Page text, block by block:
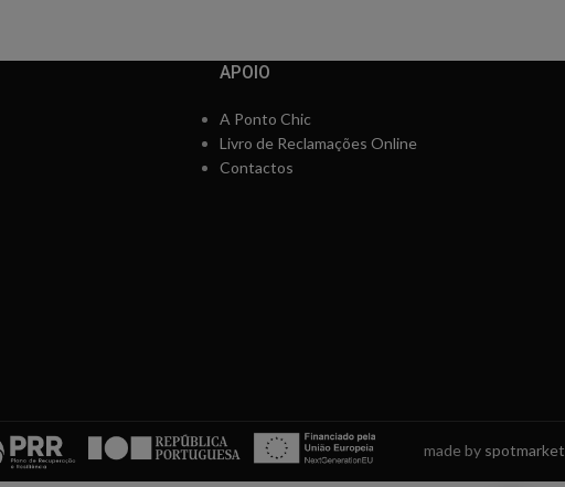
APOIO
A Ponto Chic
Livro de Reclamações Online
Contactos
made by spotmarket